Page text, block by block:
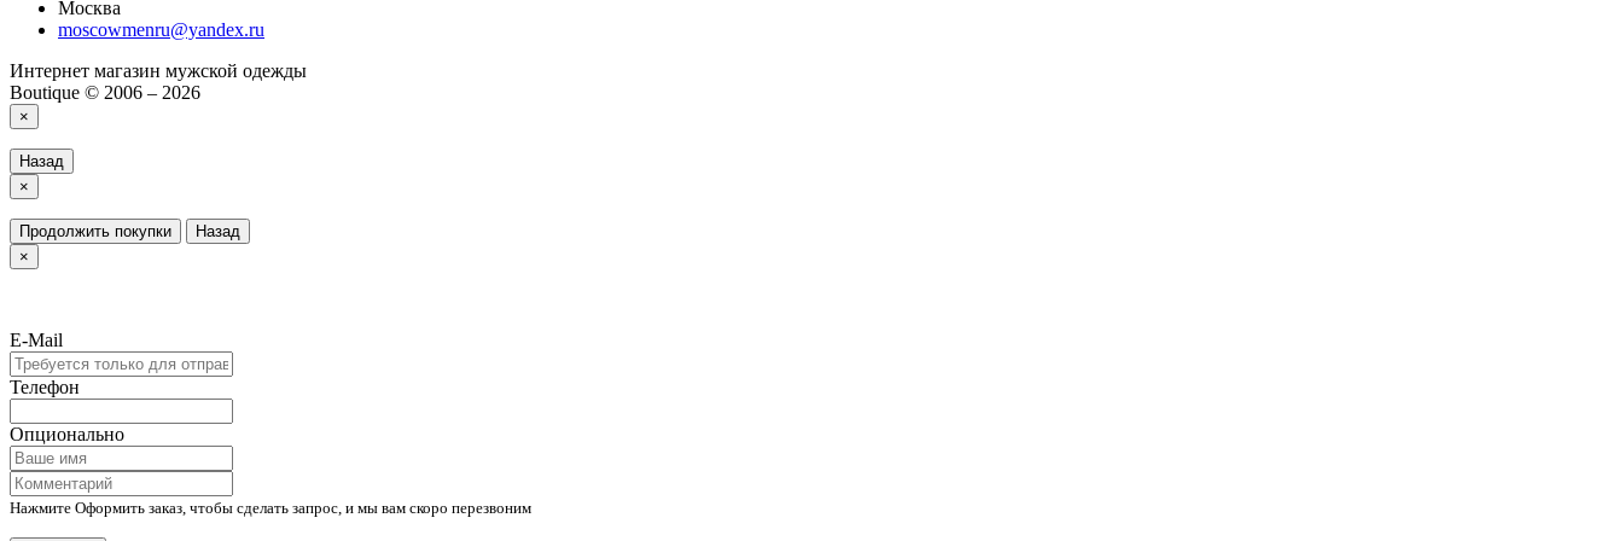
Москва
moscowmenru@yandex.ru
Интернет магазин мужской одежды
Boutique © 2006 – 2026
×
Назад
×
Продолжить покупки
Назад
×
E-Mail
Телефон
Опционально
Нажмите Оформить заказ, чтобы сделать запрос, и мы вам скоро перезвоним